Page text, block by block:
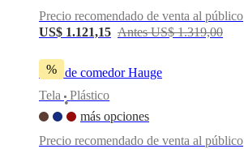
Precio recomendado de venta al público
US$ 1.121,15 Antes US$ 1.319,00
%
Silla de comedor Hauge
Tela
•
Plástico
más opciones
Precio recomendado de venta al público